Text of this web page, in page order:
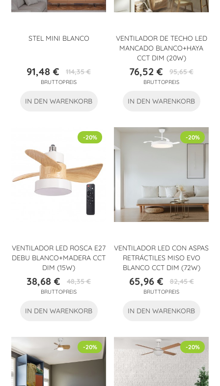
STEL MINI BLANCO
Preis
91,48 €Verkaufspreis
114,35 €
BRUTTOPREIS
IN DEN WARENKORB
VENTILADOR DE TECHO LED
MANCADO BLANCO+HAYA
CCT DIM (20W)
Preis
76,52 €Verkaufspreis
95,65 €
BRUTTOPREIS
IN DEN WARENKORB
VENTILADOR LED ROSCA E27
DEBU BLANCO+MADERA CCT
DIM (15W)
Preis
38,68 €Verkaufspreis
48,35 €
BRUTTOPREIS
-20%
IN DEN WARENKORB
VENTILADOR LED CON ASPAS
RETRÁCTILES MISO EVO
BLANCO CCT DIM (72W)
Preis
65,96 €Verkaufspreis
82,45 €
BRUTTOPREIS
-20%
IN DEN WARENKORB
-20% -20%